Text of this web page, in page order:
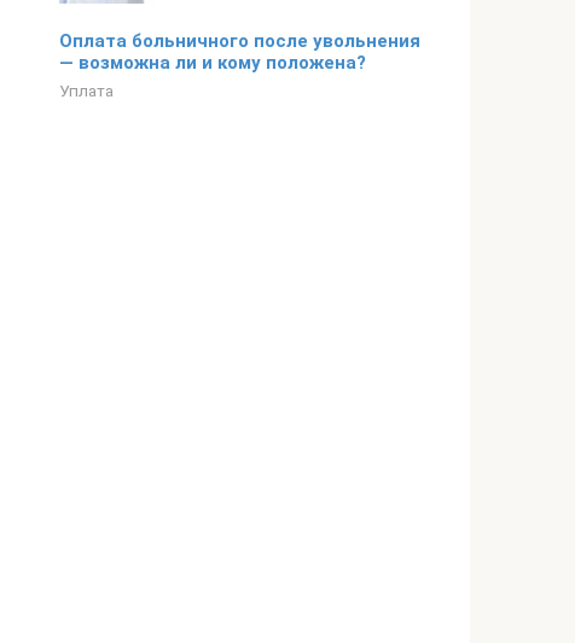
Оплата больничного после увольнения
— возможна ли и кому положена?
Уплата